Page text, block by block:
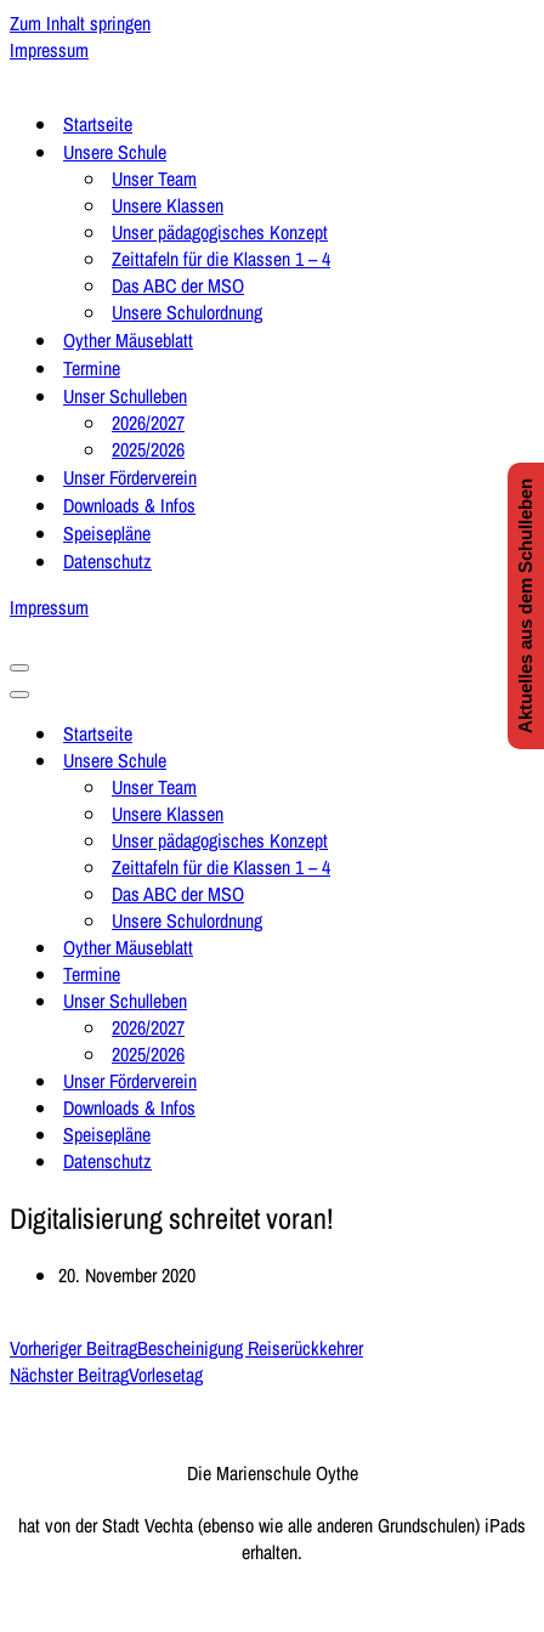
Zum Inhalt springen
Impressum
Startseite
Unsere Schule
Unser Team
Unsere Klassen
Unser pädagogisches Konzept
Zeittafeln für die Klassen 1 – 4
Das ABC der MSO
Unsere Schulordnung
Oyther Mäuseblatt
Termine
Unser Schulleben
2026/2027
2025/2026
Unser Förderverein
Downloads & Infos
Speisepläne
Datenschutz
Impressum
Navigationsmenü
Navigationsmenü
Startseite
Unsere Schule
Unser Team
Unsere Klassen
Unser pädagogisches Konzept
Zeittafeln für die Klassen 1 – 4
Das ABC der MSO
Unsere Schulordnung
Oyther Mäuseblatt
Termine
Unser Schulleben
2026/2027
2025/2026
Unser Förderverein
Downloads & Infos
Speisepläne
Datenschutz
Digitalisierung schreitet voran!
20. November 2020
Vorheriger BeitragBescheinigung Reiserückkehrer
Nächster BeitragVorlesetag
Die Marienschule Oythe
hat von der Stadt Vechta (ebenso wie alle anderen Grundschulen) iPads
erhalten.
Aktuelles aus dem Schulleben